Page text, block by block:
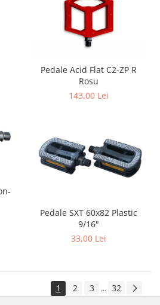
Pedale Acid Flat C2-ZP R
Rosu
143,00 Lei
Pedale SXT 60x82 Plastic
9/16"
33,00 Lei
1 2 3 ... 32